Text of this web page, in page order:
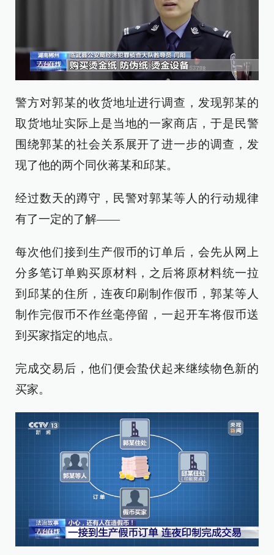
警方对郭某的收货地址进行调查，发现郭某的
取货地址实际上是当地的一家商店，于是民警
围绕郭某的社会关系展开了进一步的调查，发
现了他的两个同伙蒋某和邱某。
经过数天的蹲守，民警对郭某等人的行动规律
有了一定的了解——
每次他们接到生产假币的订单后，会先从网上
分多笔订单购买原材料，之后将原材料统一拉
到邱某的住所，连夜印刷制作假币，郭某等人
制作完假币不作丝毫停留，一起开车将假币送
到买家指定的地点。
完成交易后，他们便会蛰伏起来继续物色新的
买家。